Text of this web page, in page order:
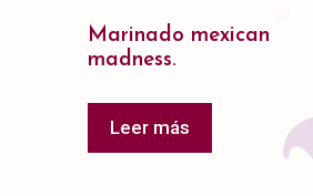
Marinado mexican
madness.
Leer más